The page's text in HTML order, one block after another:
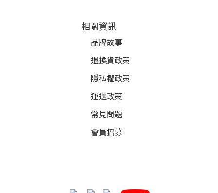
相關資訊
品牌故事
退換貨政策
隱私權政策
運送政策
常見問題
會員招募